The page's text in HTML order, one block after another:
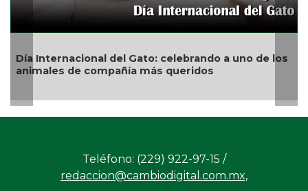
Día Internacional del Gato: celebrando a uno de los
animales de compañía más queridos
Teléfono: (229) 922-97-15 /
redaccion@cambiodigital.com.mx,